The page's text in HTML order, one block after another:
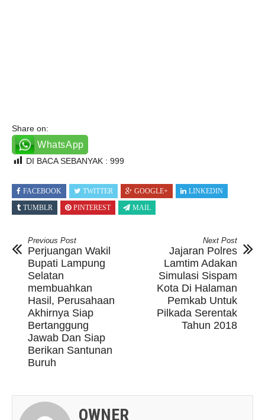
Share on:
WhatsApp
DI BACA SEBANYAK : 999
FACEBOOK TWITTER GOOGLE+
LINKEDIN
TUMBLR
PINTEREST MAIL
Previous Post
Perjuangan Wakil
Bupati Lampung
Selatan
membuahkan
Hasil, Perusahaan
Akhirnya Siap
Bertanggung
Jawab Dan Siap
Berikan Santunan
Buruh
Next Post
Jajaran Polres
Lamtim Adakan
Simulasi Sispam
Kota Di Halaman
Pemkab Untuk
Pilkada Serentak
Tahun 2018
OWNER